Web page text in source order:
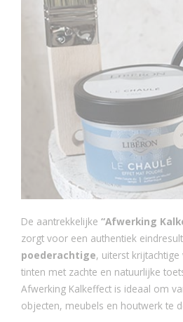
De aantrekkelijke “Afwerking
zorgt voor een authentiek
poederachtige, uiterst
tinten met zachte en natuurlijke
Afwerking Kalkeffect is ideaal om
objecten, meubels en houtwerk te